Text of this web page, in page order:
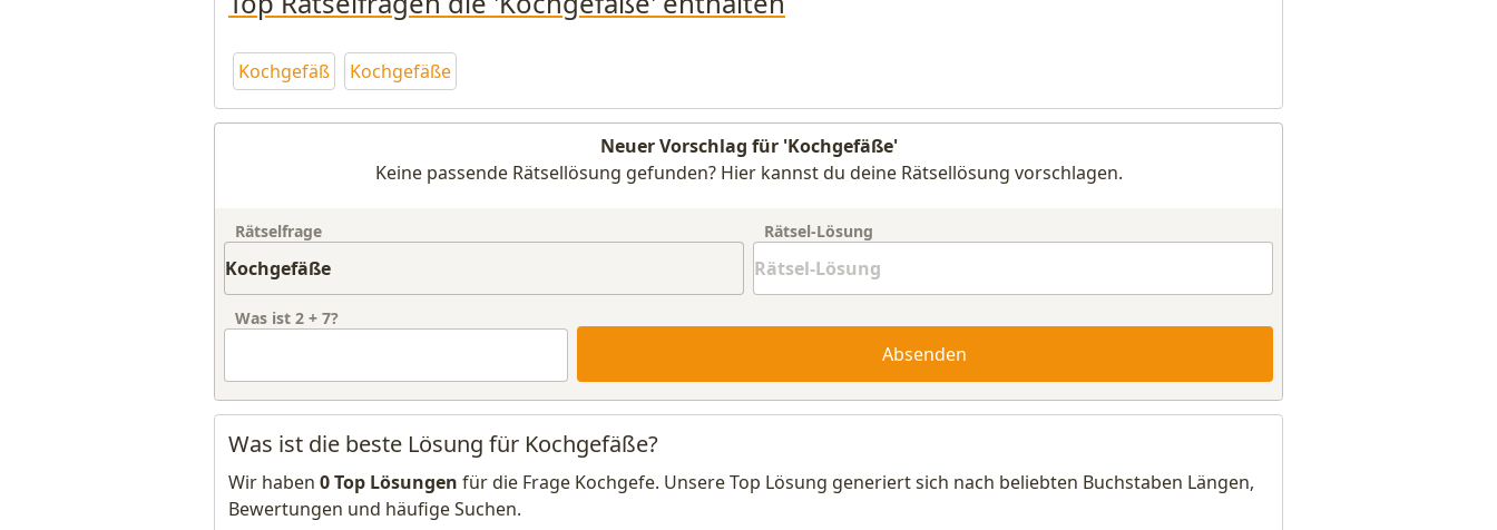
Kochgefäß Kochgefäße
Neuer Vorschlag für 'Kochgefäße'
Keine passende Rätsellösung gefunden? Hier kannst du deine Rätsellösung vorschlagen.
Rätselfrage Rätsel-Lösung
Was ist 2 + 7?
Absenden
Was ist die beste Lösung für Kochgefäße?
Wir haben 0 Top Lösungen für die Frage Kochgefe. Unsere Top Lösung generiert sich nach beliebten Buchstaben Längen,
Bewertungen und häufige Suchen.